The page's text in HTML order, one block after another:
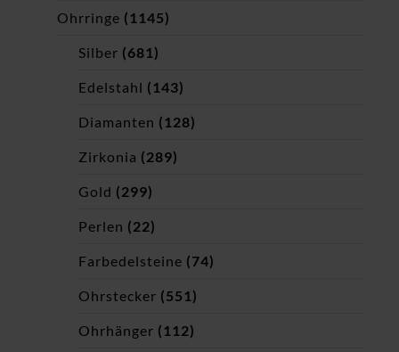
Ohrringe (1145)
Silber (681)
Edelstahl (143)
Diamanten (128)
Zirkonia (289)
Gold (299)
Perlen (22)
Farbedelsteine (74)
Ohrstecker (551)
Ohrhänger (112)